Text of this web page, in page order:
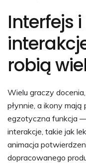
Interfejs
robią
Wielu graczy
płynnie, a ikony
egzotyczna funkcja
interakcje, takie jak
animacja
dopracowanego